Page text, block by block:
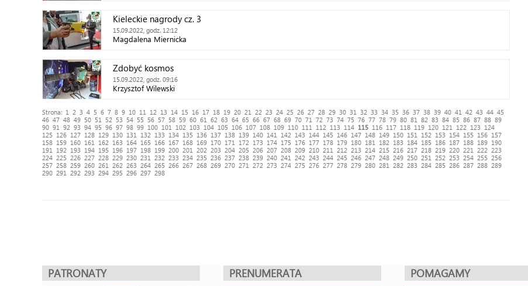
Kieleckie nagrody cz. 3
15.09.2022, godz. 12:12
Magdalena Miernicka
Zdobyć kosmos
15.09.2022, godz. 09:16
Krzysztof Wilewski
Strona: 1 2 3 4 5 6 7 8 9 10 11 12 13 14 15 16 17 18 19 20 21 22 23 24 25 26 27 28 29 30 31 32 33 34 35 36 37 38 39 40 41 42 43 44 45
46 47 48 49 50 51 52 53 54 55 56 57 58 59 60 61 62 63 64 65 66 67 68 69 70 71 72 73 74 75 76 77 78 79 80 81 82 83 84 85 86 87 88 89
90 91 92 93 94 95 96 97 98 99 100 101 102 103 104 105 106 107 108 109 110 111 112 113 114 115 116 117 118 119 120 121 122 123
124
125
126 127 128 129 130 131 132 133 134 135 136 137 138 139 140 141 142 143 144 145 146 147 148 149 150 151 152 153 154 155 156 157
158 159 160 161 162 163 164 165 166 167 168 169 170 171 172 173 174 175 176 177 178 179 180 181 182 183 184 185 186 187 188 189 190
191
192 193 194 195 196 197 198 199 200 201 202 203 204 205 206 207 208 209 210 211 212 213 214 215 216 217 218 219 220 221 222
223
224 225 226 227 228 229 230 231 232 233 234 235 236 237 238 239 240 241 242 243 244 245 246 247 248 249 250 251 252 253 254 255
256
257 258 259 260 261 262 263 264 265 266 267 268 269 270 271 272 273 274 275 276 277 278 279 280 281 282 283 284 285 286 287 288 289
290 291 292 293 294 295 296 297 298
PATRONATY PRENUMERATA POMAGAMY